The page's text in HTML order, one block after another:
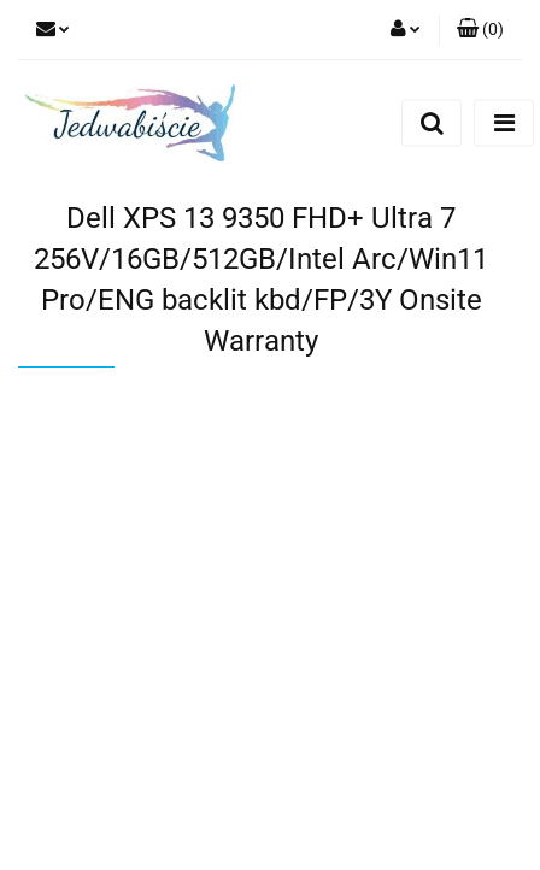
(0)
Dell XPS 13 9350 FHD+ Ultra 7
256V/16GB/512GB/Intel Arc/Win11
Pro/ENG backlit kbd/FP/3Y Onsite
Warranty